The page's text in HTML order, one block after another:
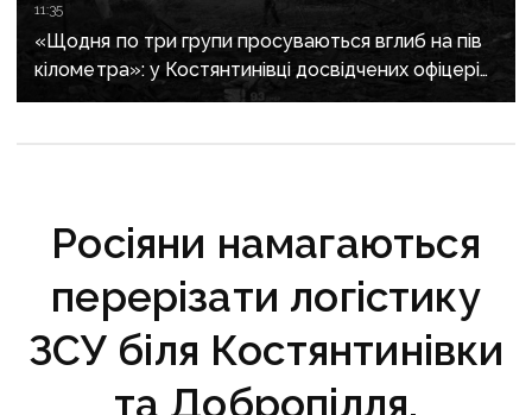
11:35
«Щодня по три групи просуваються вглиб на пів
кілометра»: у Костянтинівці досвідчених офіцерів
рф відправляють на штурми позицій
Росіяни намагаються
перерізати логістику
ЗСУ біля Костянтинівки
та Добропілля,